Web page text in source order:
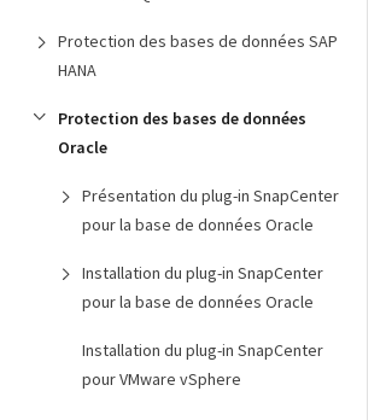
Protection des bases de données SAP
HANA
Protection des bases de données
Oracle
Présentation du plug-in SnapCenter
pour la base de données Oracle
Installation du plug-in SnapCenter
pour la base de données Oracle
Installation du plug-in SnapCenter
pour VMware vSphere